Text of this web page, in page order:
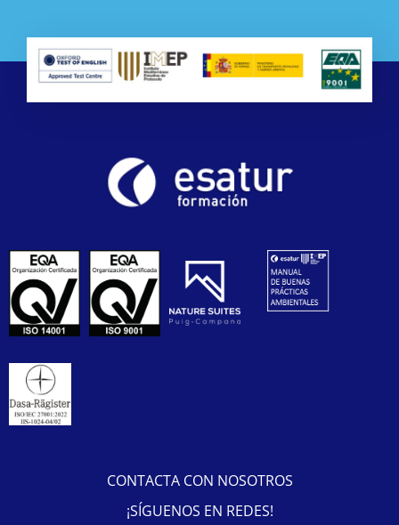
CONTACTA CON NOSOTROS
¡SÍGUENOS EN REDES!